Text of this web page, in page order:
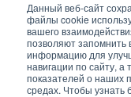
Данный веб-сайт
файлы cookie
вашего
позволяют запомнить
информацию для
навигации по сайту, а
показателей о наших
средах. Чтобы
Согласие на